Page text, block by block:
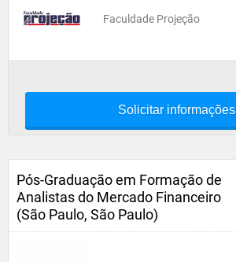
Faculdade Projeção
Solicitar informações
Pós-Graduação em Formação de
Analistas do Mercado Financeiro
(São Paulo, São Paulo)